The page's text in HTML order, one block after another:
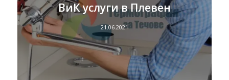
ВиК услуги в Плевен
21.06.2021